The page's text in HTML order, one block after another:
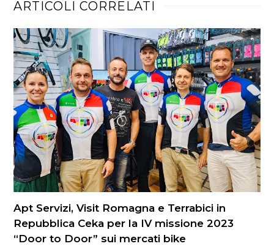
ARTICOLI CORRELATI
Apt Servizi, Visit Romagna e Terrabici in
Repubblica Ceka per la IV missione 2023
“Door to Door” sui mercati bike